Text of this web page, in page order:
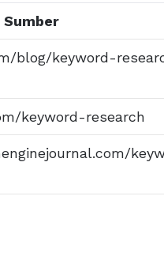
Sumber
blog/keyword-
keyword-research